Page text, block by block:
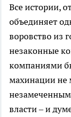
Все истории,
объединяет
воровство из
незаконные
компаниями
махинации не
власти – и